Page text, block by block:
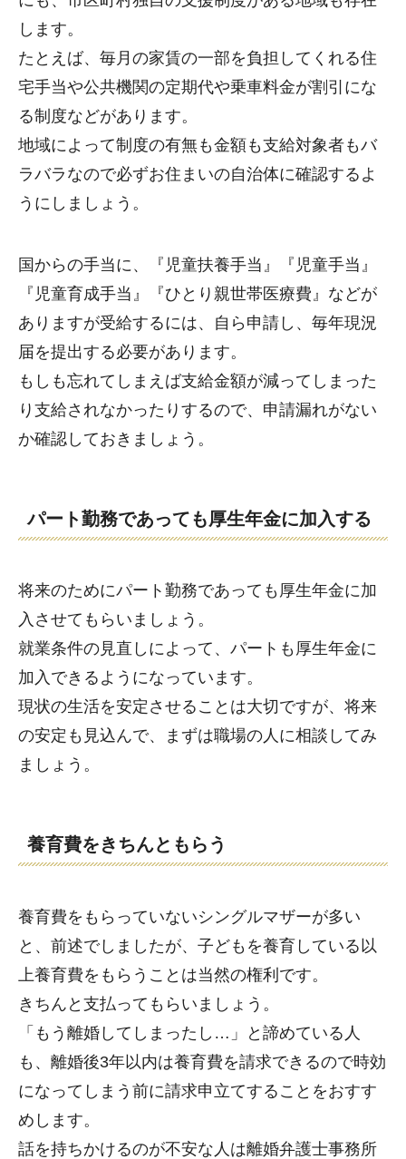
します。
たとえば、毎月の家賃の一部を負担してくれる住
宅手当や公共機関の定期代や乗車料金が割引にな
る制度などがあります。
地域によって制度の有無も金額も支給対象者もバ
ラバラなので必ずお住まいの自治体に確認するよ
うにしましょう。
国からの手当に、『児童扶養手当』『児童手当』
『児童育成手当』『ひとり親世帯医療費』などが
ありますが受給するには、自ら申請し、毎年現況
届を提出する必要があります。
もしも忘れてしまえば支給金額が減ってしまった
り支給されなかったりするので、申請漏れがない
か確認しておきましょう。
パート勤務であっても厚生年金に加入する
将来のためにパート勤務であっても厚生年金に加
入させてもらいましょう。
就業条件の見直しによって、パートも厚生年金に
加入できるようになっています。
現状の生活を安定させることは大切ですが、将来
の安定も見込んで、まずは職場の人に相談してみ
ましょう。
養育費をきちんともらう
養育費をもらっていないシングルマザーが多い
と、前述でしましたが、子どもを養育している以
上養育費をもらうことは当然の権利です。
きちんと支払ってもらいましょう。
「もう離婚してしまったし…」と諦めている人
も、離婚後3年以内は養育費を請求できるので時効
になってしまう前に請求申立てすることをおすす
めします。
話を持ちかけるのが不安な人は離婚弁護士事務所